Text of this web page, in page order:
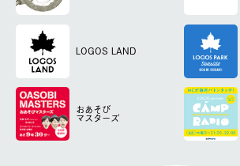
LOGOS LAND
おあそび
マスターズ